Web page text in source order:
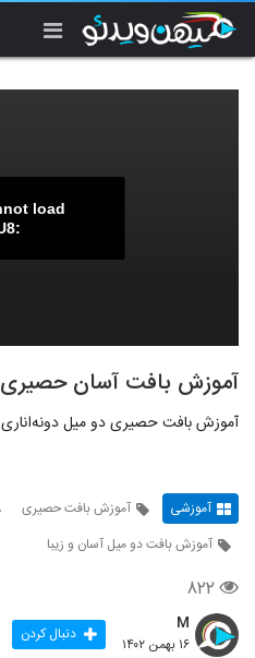
load
آموزش بافت آسان حصیری
آموزش بافت حصیری دو میل دونه‌‌‌اناری
آموزشی آموزش بافت حصیری
آموزش بافت دو میل آسان و زیبا
۸۲۲
M
۱۶ بهمن ۱۴۰۲ دنبال کردن